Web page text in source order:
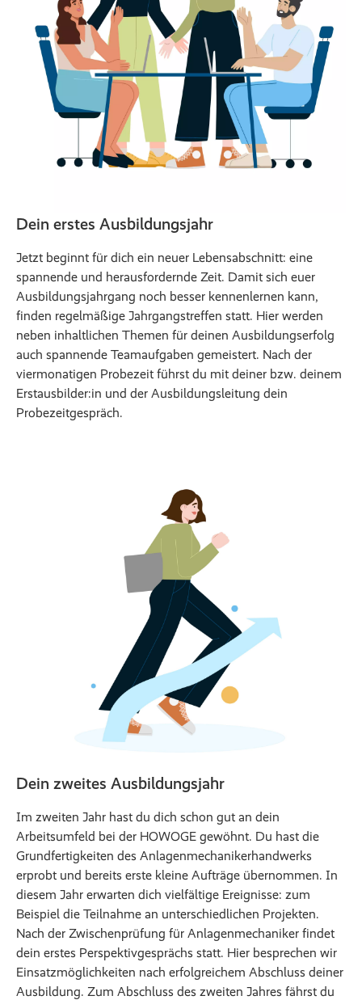
Dein erstes Ausbildungsjahr
Jetzt beginnt für dich ein neuer Lebensabschnitt: eine
spannende und herausfordernde Zeit. Damit sich euer
Ausbildungsjahrgang noch besser kennenlernen kann,
finden regelmäßige Jahrgangstreffen statt. Hier werden
neben inhaltlichen Themen für deinen Ausbildungserfolg
auch spannende Teamaufgaben gemeistert. Nach der
viermonatigen Probezeit führst du mit deiner bzw. deinem
Erstausbilder:in und der Ausbildungsleitung dein
Probezeitgespräch.
Dein zweites Ausbildungsjahr
Im zweiten Jahr hast du dich schon gut an dein
Arbeitsumfeld bei der HOWOGE gewöhnt. Du hast die
Grundfertigkeiten des Anlagenmechanikerhandwerks
erprobt und bereits erste kleine Aufträge übernommen. In
diesem Jahr erwarten dich vielfältige Ereignisse: zum
Beispiel die Teilnahme an unterschiedlichen Projekten.
Nach der Zwischenprüfung für Anlagenmechaniker findet
dein erstes Perspektivgesprächs statt. Hier besprechen wir
Einsatzmöglichkeiten nach erfolgreichem Abschluss deiner
Ausbildung. Zum Abschluss des zweiten Jahres fährst du